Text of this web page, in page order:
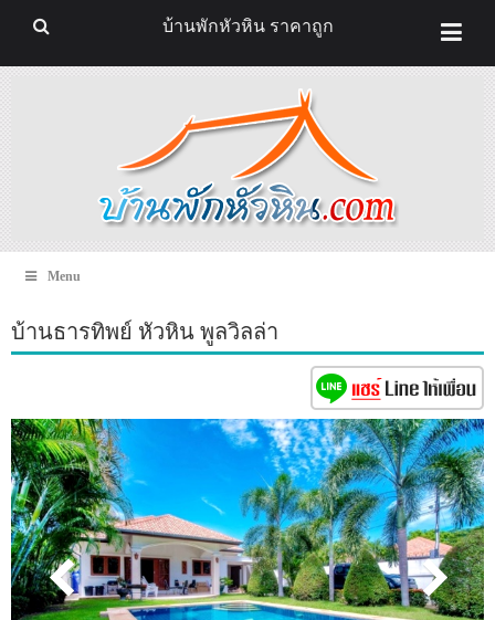
Menu
บ้านธารทิพย์ หัวหิน พูลวิลล่า
บ้านพักหัวหิน ราคาถูก